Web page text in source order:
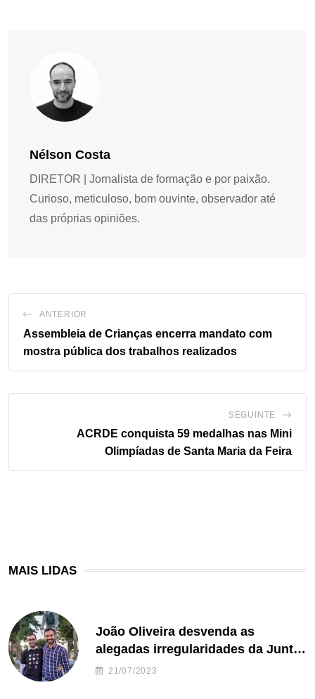
Nélson Costa
DIRETOR | Jornalista de formação e por paixão.
Curioso, meticuloso, bom ouvinte, observador até
das próprias opiniões.
ANTERIOR
Assembleia de Crianças encerra mandato com
mostra pública dos trabalhos realizados
SEGUINTE
ACRDE conquista 59 medalhas nas Mini
Olimpíadas de Santa Maria da Feira
MAIS LIDAS
João Oliveira desvenda as
alegadas irregularidades da Junta
de Freguesia S. João de Ver
21/07/2023